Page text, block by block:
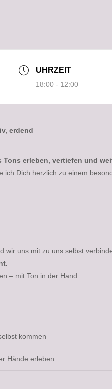
UHRZEIT
18:00 - 12:00
erdend
erleben, vertiefen und
ich Dich herzlich zu einem
wir uns mit zu uns selbst
– mit Ton in der Hand.
kommen
Hände erleben